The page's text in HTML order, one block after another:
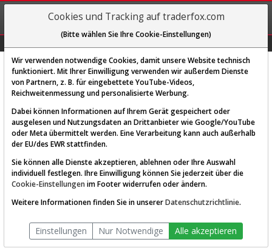
REGIS-
TRIEREN
Diese Funktion ist nur für
AKTIEN-TERMINAL
Die Aktienanalyse-Plattform von
TraderFox
Cookies und Tracking auf traderfox.com
(Bitte wählen Sie Ihre Cookie-Einstellungen)
Wir verwenden notwendige Cookies, damit unsere Website technisch
funktioniert. Mit Ihrer Einwilligung verwenden wir außerdem Dienste
von Partnern, z. B. für eingebettete YouTube-Videos,
Reichweitenmessung und personalisierte Werbung.
Dabei können Informationen auf Ihrem Gerät gespeichert oder
ausgelesen und Nutzungsdaten an Drittanbieter wie Google/YouTube
oder Meta übermittelt werden. Eine Verarbeitung kann auch außerhalb
der EU/des EWR stattfinden.
Sie können alle Dienste akzeptieren, ablehnen oder Ihre Auswahl
individuell festlegen. Ihre Einwilligung können Sie jederzeit über die
Cookie-Einstellungen im Footer widerrufen oder ändern.
Weitere Informationen finden Sie in unsererDatenschutzrichtlinie.
Einstellungen Nur Notwendige Alle akzeptieren